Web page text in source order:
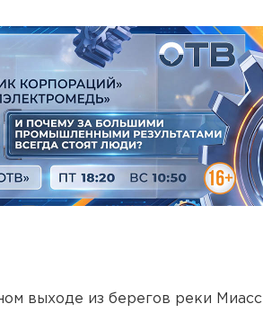
выходе из берегов реки Миасс